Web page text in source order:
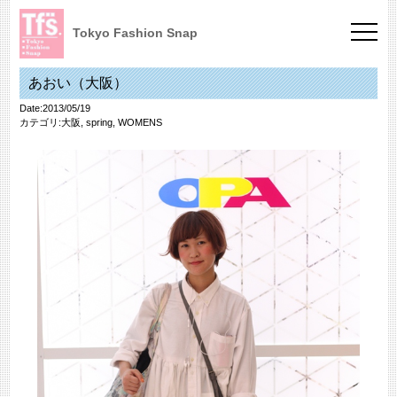
Tokyo Fashion Snap
あおい（大阪）
Date:2013/05/19
カテゴリ:大阪 spring, WOMENS